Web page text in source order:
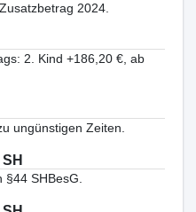
2024.
2. Kind +186,20 €, ab
ungünstigen Zeiten.
SHBesG.